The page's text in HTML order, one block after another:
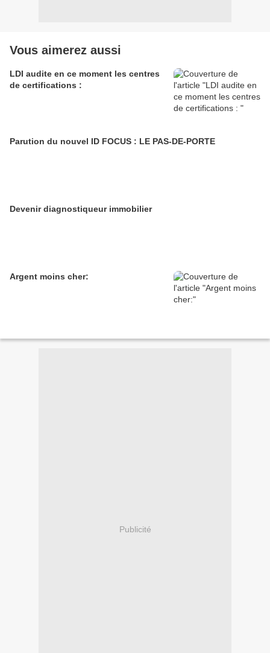
Vous aimerez aussi
LDI audite en ce moment les centres
de certifications :
Parution du nouvel ID FOCUS : LE PAS-DE-PORTE
Devenir diagnostiqueur immobilier
Argent moins cher:
Publicité